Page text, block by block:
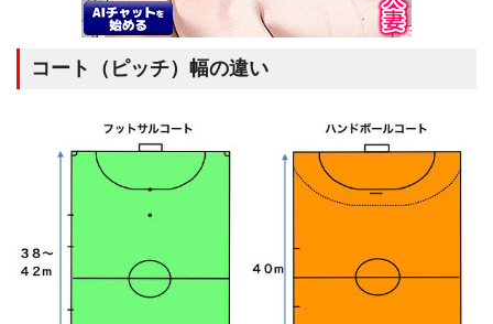
コート（ピッチ）幅の違い